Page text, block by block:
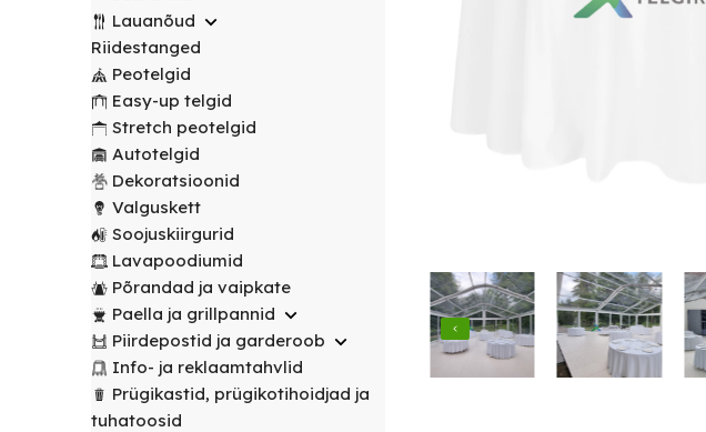
peotelgid
Peomööbel
Laudlinad
toolikatted
Ümmargused
laudlinad
Valgustus
Valguskett POPULAARNE
Lauanõud
Lavapoodiumid
Mängud ja
meelelahutus
Muud
renditooted
Peopaketid
Prügikastid
peotelgid
Peomööbel
transpordikärud
Laudlinad
toolikatted
Ümmargused
Prügikastid
Riidestanged
Meelelahutus
Puuderiiulid Lauanõud
Riidestanged
Peotelgid
Easy-up telgid
Stretch peotelgid
Autotelgid
Dekoratsioonid
Valguskett
Soojuskiirgurid
Lavapoodiumid
Põrandad ja vaipkate
Paella ja grillpannid
Piirdepostid ja garderoob
Info- ja reklaamtahvlid
Prügikastid, prügikotihoidjad ja
tuhatoosid